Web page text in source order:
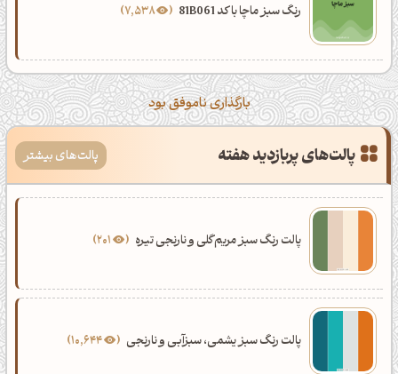
رنگ سبز ماچا با کد 81B061 7,538
بارگذاری ناموفق بود
پالت‌های پربازدید هفته پالت‌های بیشتر
پالت رنگ سبز مریم‌گلی و نارنجی تیره
پالت رنگ سبز یشمی، سبزآبی و نارنجی 10,644